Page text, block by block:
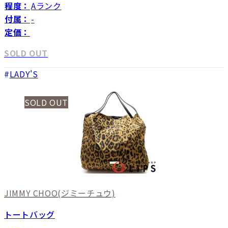
程度： Aランク
付属： -
定価：
SOLD OUT
LADY'S
SOLD OUT
JIMMY CHOO(ジミーチュウ)
トートバッグ